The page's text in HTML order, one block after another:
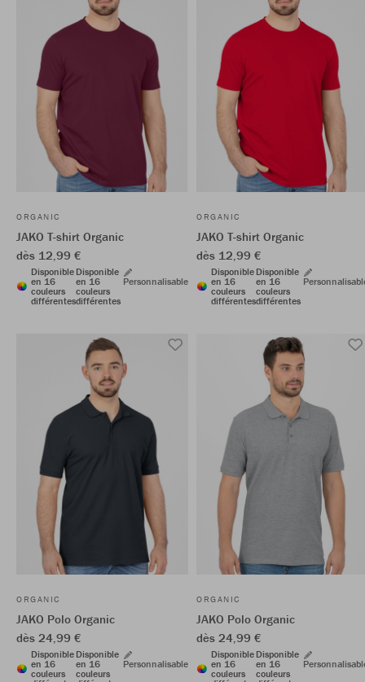
ORGANIC
JAKO T-shirt Organic
dès 12,99 €
Disponible
en 16
couleurs
différentes
Disponible
en 16
couleurs
différentes
Personnalisable
ORGANIC
JAKO T-shirt Organic
dès 12,99 €
Disponible
en 16
couleurs
différentes
Disponible
en 16
couleurs
différentes
ORGANIC
JAKO Polo Organic
dès 24,99 €
Disponible
en 16
couleurs
Disponible
en 16
couleurs
Personnalisable
ORGANIC
JAKO Polo Organic
dès 24,99 €
Disponible
en 16
couleurs
Disponible
en 16
couleurs